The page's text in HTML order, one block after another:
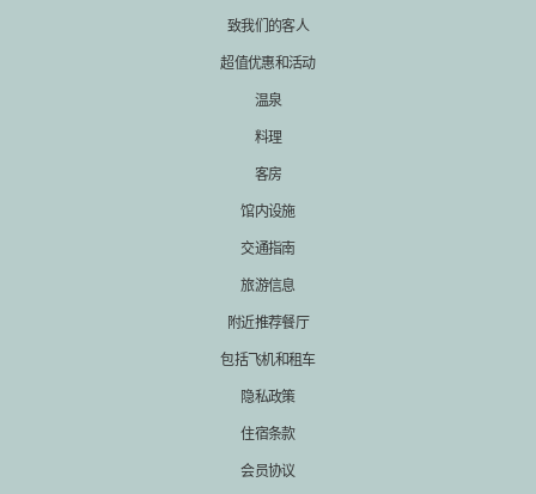
致我们的客人
超值优惠和活动
温泉
料理
客房
馆内设施
交通指南
旅游信息
附近推荐餐厅
包括飞机和租车
隐私政策
住宿条款
会员协议